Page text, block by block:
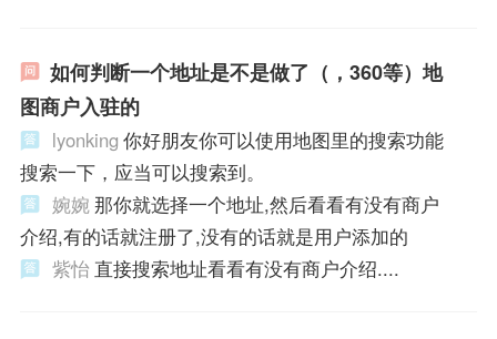
如何判断一个地址是不是做了（，360等）地
图商户入驻的
lyonking 你好朋友你可以使用地图里的搜索功能
搜索一下，应当可以搜索到。
婉婉那你就选择一个地址,然后看看有没有商户
介绍,有的话就注册了,没有的话就是用户添加的
紫怡 直接搜索地址看看有没有商户介绍....